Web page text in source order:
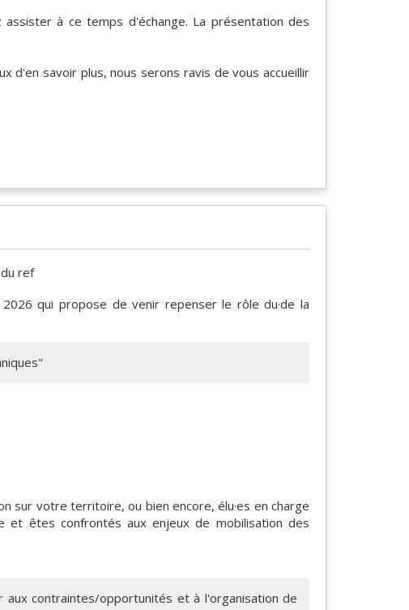
à ce temps d'échange. La présentation des
d'en savoir plus, nous serons ravis de vous accueillir
qui propose de venir repenser le rôle du·de la
sur votre territoire, ou bien encore, élu·es en charge
êtes confrontés aux enjeux de mobilisation des
aux contraintes/opportunités et à l'organisation de